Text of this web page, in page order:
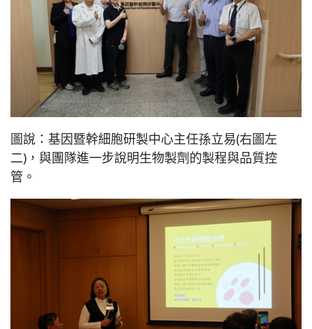
圖說：基因暨幹細胞研製中心主任孫立易(右圖左
二)，與團隊進一步說明生物製劑的製程與品質控
管。